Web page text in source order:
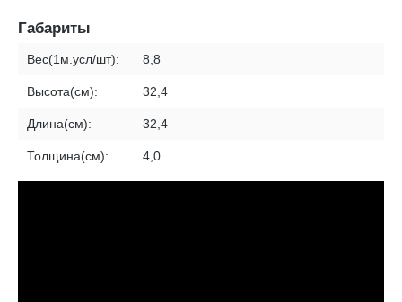
Габариты
Вес(1м.усл/шт): 8,8
Высота(см): 32,4
Длина(см): 32,4
Толщина(см): 4,0